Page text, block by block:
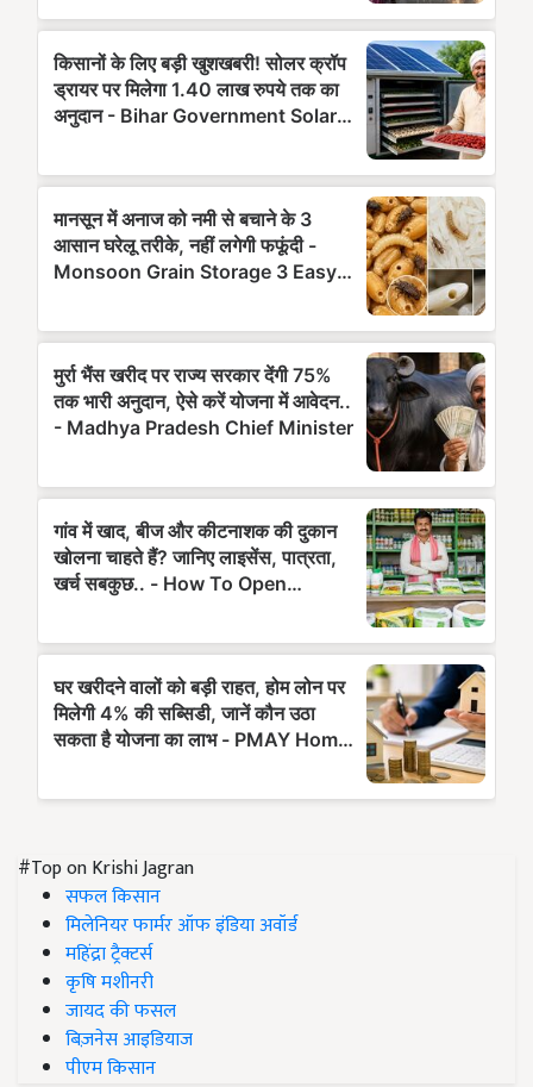
#Top on Krishi Jagran
सफल किसान
मिलेनियर फार्मर ऑफ इंडिया अवॉर्ड
महिंद्रा ट्रैक्टर्स
कृषि मशीनरी
जायद की फसल
बिज़नेस आइडियाज
पीएम किसान